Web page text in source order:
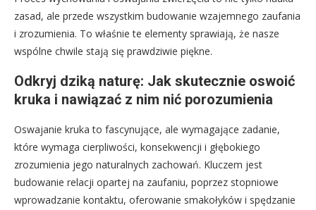
zasad, ale przede wszystkim budowanie wzajemnego zaufania
i zrozumienia. To właśnie te elementy sprawiają, że nasze
wspólne chwile stają się prawdziwie piękne.
Odkryj dziką naturę: Jak skutecznie oswoić
kruka i nawiązać z nim nić porozumienia
Oswajanie kruka to fascynujące, ale wymagające zadanie,
które wymaga cierpliwości, konsekwencji i głębokiego
zrozumienia jego naturalnych zachowań. Kluczem jest
budowanie relacji opartej na zaufaniu, poprzez stopniowe
wprowadzanie kontaktu, oferowanie smakołyków i spędzanie